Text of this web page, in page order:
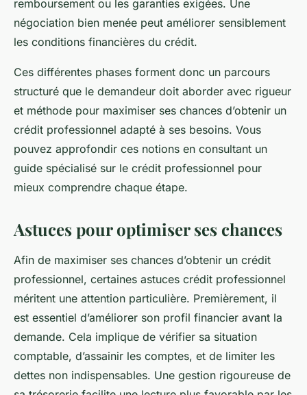
remboursement ou les garanties exigées. Une
négociation bien menée peut améliorer sensiblement
les conditions financières du crédit.
Ces différentes phases forment donc un parcours
structuré que le demandeur doit aborder avec rigueur
et méthode pour maximiser ses chances d’obtenir un
crédit professionnel adapté à ses besoins. Vous
pouvez approfondir ces notions en consultant un
guide spécialisé sur le crédit professionnel pour
mieux comprendre chaque étape.
Astuces pour optimiser ses chances
Afin de maximiser ses chances d’obtenir un crédit
professionnel, certaines astuces crédit professionnel
méritent une attention particulière. Premièrement, il
est essentiel d’améliorer son profil financier avant la
demande. Cela implique de vérifier sa situation
comptable, d’assainir les comptes, et de limiter les
dettes non indispensables. Une gestion rigoureuse de